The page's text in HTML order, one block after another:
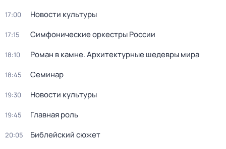
17:00 Новости культуры
17:15 Симфонические оркестры России
18:10 Роман в камне. Архитектурные шедевры мира
18:45 Семинар
19:30 Новости культуры
19:45 Главная роль
20:05 Библейский сюжет